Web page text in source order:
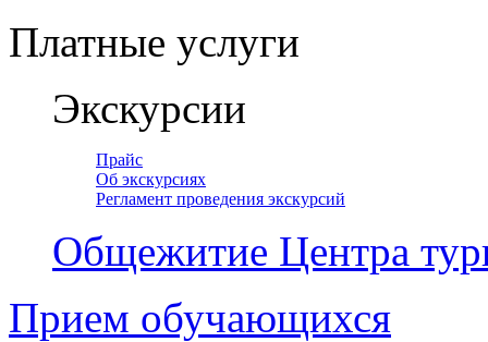
Платные услуги
Экскурсии
Прайс
Об экскурсиях
Регламент проведения экскурсий
Общежитие Центра
Прием обучающихся